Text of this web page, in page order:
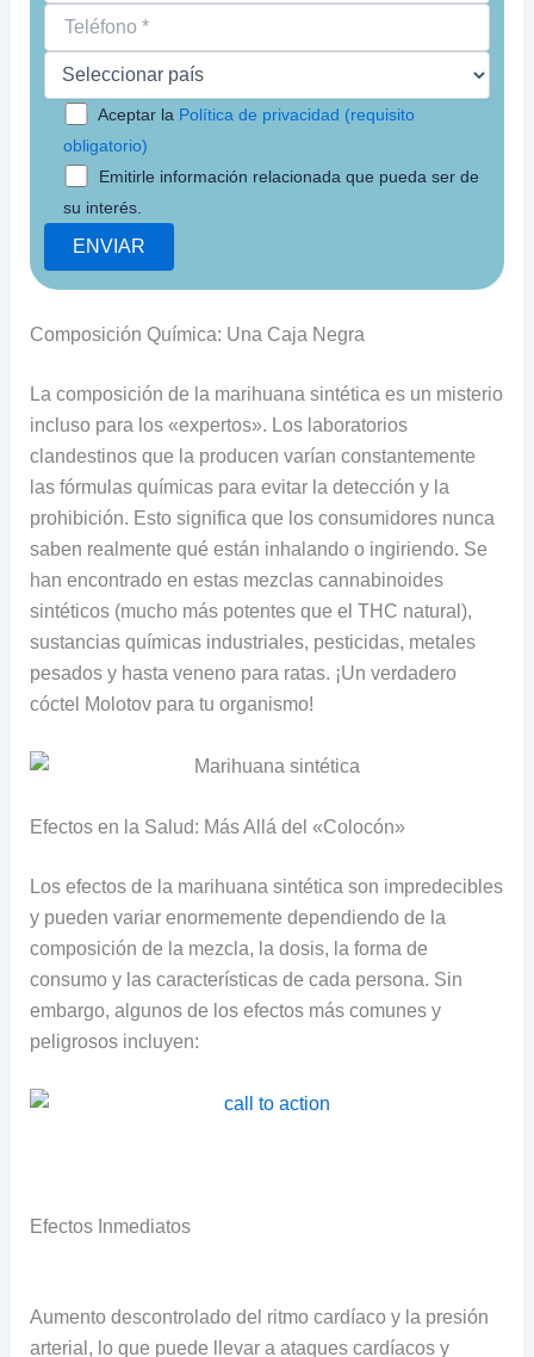
Aceptar la Política de privacidad (requisito
obligatorio)
Emitirle información relacionada que pueda ser de
su interés.
Composición Química: Una Caja Negra
La composición de la marihuana sintética es un misterio
incluso para los «expertos». Los laboratorios
clandestinos que la producen varían constantemente
las fórmulas químicas para evitar la detección y la
prohibición. Esto significa que los consumidores nunca
saben realmente qué están inhalando o ingiriendo. Se
han encontrado en estas mezclas cannabinoides
sintéticos (mucho más potentes que el THC natural),
sustancias químicas industriales, pesticidas, metales
pesados y hasta veneno para ratas. ¡Un verdadero
cóctel Molotov para tu organismo!
Efectos en la Salud: Más Allá del «Colocón»
Los efectos de la marihuana sintética son impredecibles
y pueden variar enormemente dependiendo de la
composición de la mezcla, la dosis, la forma de
consumo y las características de cada persona. Sin
embargo, algunos de los efectos más comunes y
peligrosos incluyen:
Efectos Inmediatos
Aumento descontrolado del ritmo cardíaco y la presión
arterial, lo que puede llevar a ataques cardíacos y